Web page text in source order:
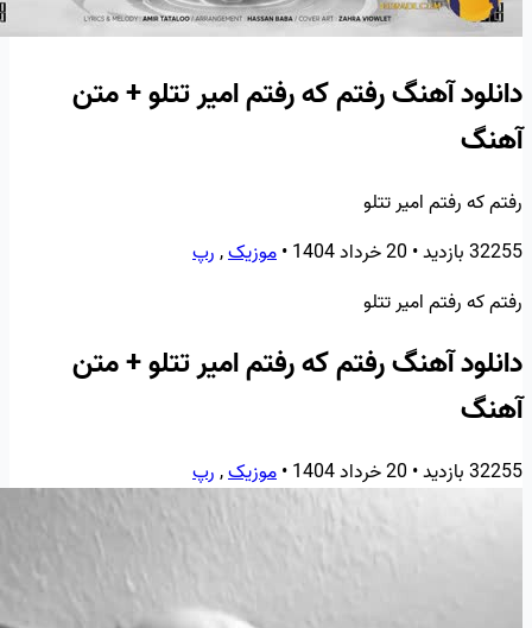
دانلود آهنگ رفتم که رفتم امیر تتلو + متن
آهنگ
رفتم که رفتم امیر تتلو
32255 بازدید
• 20 خرداد 1404 •موزیک,رپ
رفتم که رفتم امیر تتلو
دانلود آهنگ رفتم که رفتم امیر تتلو + متن
آهنگ
32255 بازدید • 20 خرداد 1404 •موزیک,رپ